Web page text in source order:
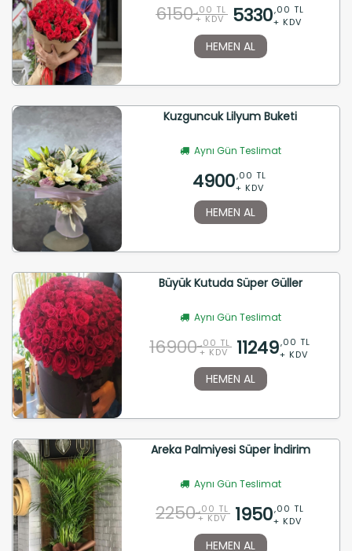
6150 ,00 TL
+ KDV 5330,00 TL
+ KDV
HEMEN AL
Kuzguncuk Lilyum Buketi
Aynı Gün Teslimat
4900,00 TL
+ KDV
HEMEN AL
Büyük Kutuda Süper Güller
Aynı Gün Teslimat
16900 ,00 TL
+ KDV 11249,00 TL
+ KDV
HEMEN AL
Areka Palmiyesi Süper İndirim
Aynı Gün Teslimat
2250 ,00 TL
+ KDV 1950,00 TL
+ KDV
HEMEN AL